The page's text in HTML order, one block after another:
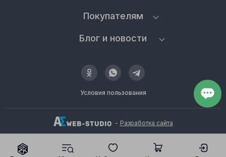
Условия пользования
Покупателям
Блог и новости
- Разработка сайта